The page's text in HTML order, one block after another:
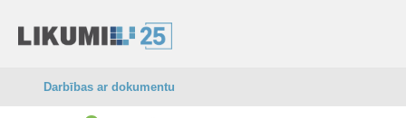
Darbības ar dokumentu